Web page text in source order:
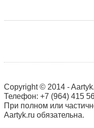
Copyright © 2014 -
Телефон: +7 (964) 415
При полном или
Aartyk.ru oбязательна.